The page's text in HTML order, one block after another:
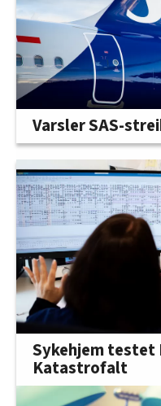
Varsler SAS-
Sykehjem testet
Katastrofalt